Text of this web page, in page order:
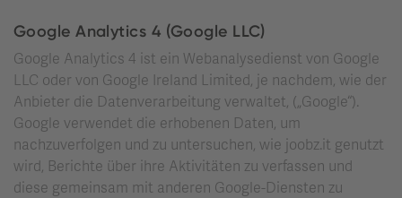
Google Analytics 4 (Google LLC)
Google Analytics 4 ist ein Webanalysedienst von Google
LLC oder von Google Ireland Limited, je nachdem, wie der
Anbieter die Datenverarbeitung verwaltet, („Google“).
Google verwendet die erhobenen Daten, um
nachzuverfolgen und zu untersuchen, wie joobz.it genutzt
wird, Berichte über ihre Aktivitäten zu verfassen und
diese gemeinsam mit anderen Google-Diensten zu